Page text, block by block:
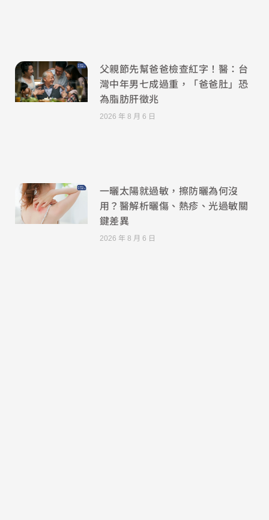
父親節先幫爸爸檢查紅字！醫：台
灣中年男七成過重，「爸爸肚」恐
為脂肪肝徵兆
2026 年 8 月 6 日
一曬太陽就過敏，擦防曬為何沒
用？醫解析曬傷、熱疹、光過敏關
鍵差異
2026 年 8 月 6 日